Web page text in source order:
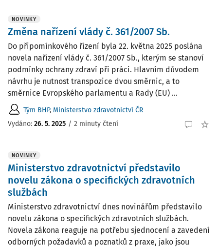
NOVINKY
Změna nařízení vlády č. 361/2007 Sb.
Do připomínkového řízení byla 22. května 2025 poslána
novela nařízení vlády č. 361/2007 Sb., kterým se stanoví
podmínky ochrany zdraví při práci. Hlavním důvodem
návrhu je nutnost transpozice dvou směrnic, a to
směrnice Evropského parlamentu a Rady (EU) ...
Tým BHP, Ministerstvo zdravotnictví ČR
Vydáno: 26. 5. 2025 / 2 minuty čtení
NOVINKY
Ministerstvo zdravotnictví představilo
novelu zákona o specifických zdravotních
službách
Ministerstvo zdravotnictví dnes novinářům představilo
novelu zákona o specifických zdravotních službách.
Novela zákona reaguje na potřebu sjednocení a zavedení
odborných požadavků a poznatků z praxe, jako jsou